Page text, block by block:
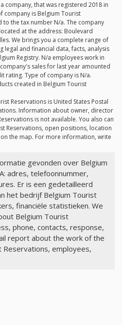
company, that was registered 2018 in
company is Belgium Tourist
to the tax number N/a. The company
at the address: Boulevard
We brings you a complete range of
and financial data, facts, analysis
Registry. N/a employees work in
company's sales for last year amounted
rating. Type of company is N/a.
created in Belgium Tourist
Reservations is United States Postal
Information about owner, director
is not available. You also can
Reservations, open positions, location
the map. For more information, write
gevonden over Belgium
adres, telefoonnummer,
Er is een gedetailleerd
het bedrijf Belgium Tourist
financiële statistieken. We
Belgium Tourist
phone, contacts, response,
report about the work of the
Reservations, employees,